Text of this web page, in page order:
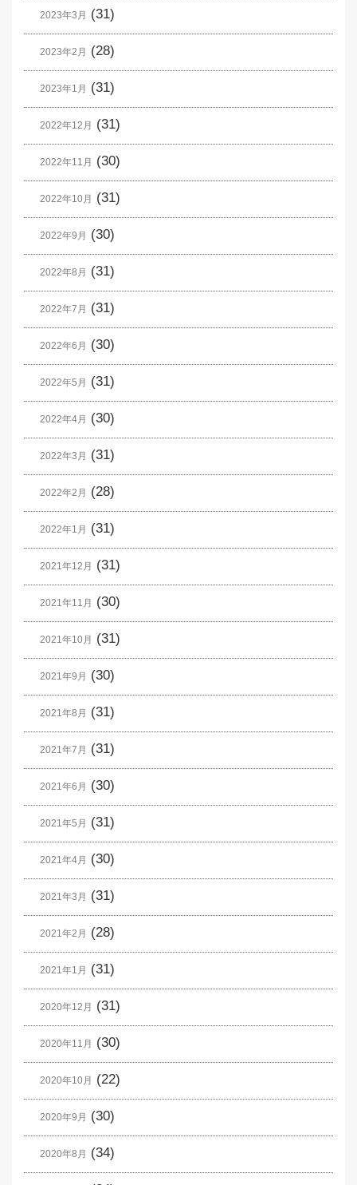
2023年3月 (31)
2023年2月 (28)
2023年1月 (31)
2022年12月 (31)
2022年11月 (30)
2022年10月 (31)
2022年9月 (30)
2022年8月 (31)
2022年7月 (31)
2022年6月 (30)
2022年5月 (31)
2022年4月 (30)
2022年3月 (31)
2022年2月 (28)
2022年1月 (31)
2021年12月 (31)
2021年11月 (30)
2021年10月 (31)
2021年9月 (30)
2021年8月 (31)
2021年7月 (31)
2021年6月 (30)
2021年5月 (31)
2021年4月 (30)
2021年3月 (31)
2021年2月 (28)
2021年1月 (31)
2020年12月 (31)
2020年11月 (30)
2020年10月 (22)
2020年9月 (30)
2020年8月 (34)